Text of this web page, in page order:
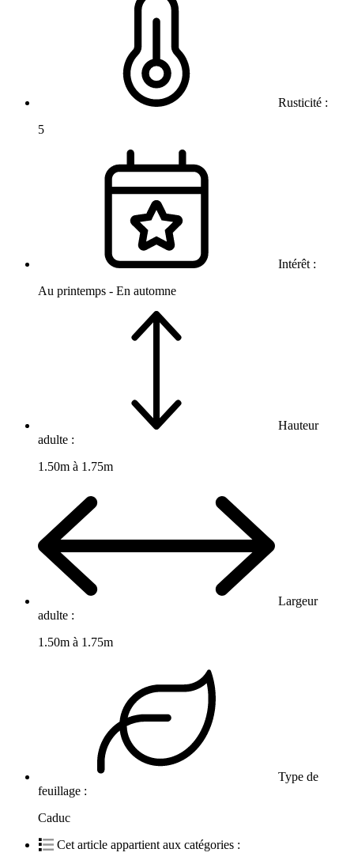
Rusticité :
5
Intérêt :
Au printemps - En automne
Hauteur
adulte :
1.50m à 1.75m
Largeur
adulte :
1.50m à 1.75m
Type de
feuillage :
Caduc
Cet article appartient aux catégories :